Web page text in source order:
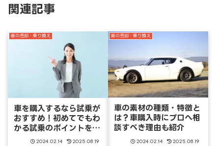
関連記事
車の売却・乗り換え
車を購入するなら試乗が
おすすめ！初めてでもわ
かる試乗のポイントを確
認しよう2024.02.14 2025.08.19
車の売却・乗り換え
車の素材の種類・特徴と
は？車購入時にプロへ相
談すべき理由も紹介
2024.02.14 2025.08.19